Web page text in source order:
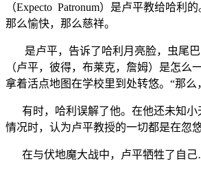
（Expecto Patronum）是卢平教给哈利
那么愉快，那么慈祥。
是卢平，告诉了哈利月亮脸，虫尾巴
（卢平，彼得，布莱克，詹姆）是怎么
拿着活点地图在学校里到处转悠。“那么
有时，哈利误解了他。在他还未知小
情况时，认为卢平教授的一切都是在忽
在与伏地魔大战中，卢平牺牲了自